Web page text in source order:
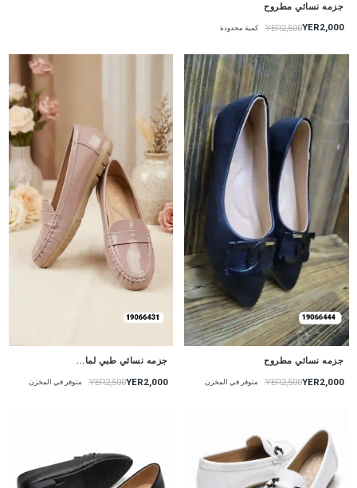
جزمه نسائي مطروح
YER2,000
YER2,500 كمية محدودة
جزمه نسائي مطروح
YER2,000
YER2,500 متوفر في المخزن
جزمه نسائي طبي لما...
YER2,000
YER2,500 متوفر في المخزن